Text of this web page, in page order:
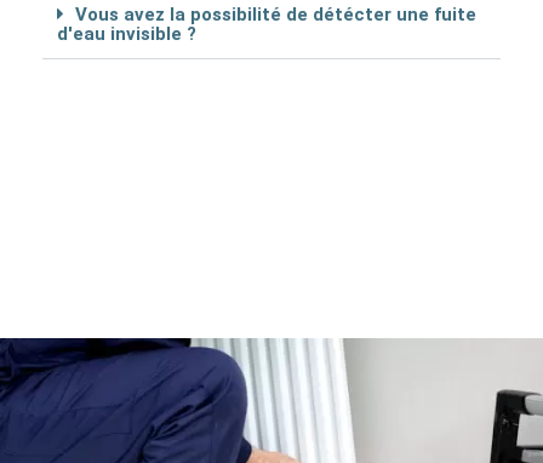
Vous avez la possibilité de détécter une fuite
d'eau invisible ?